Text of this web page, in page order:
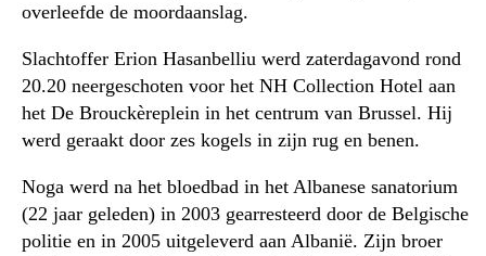
overleefde de moordaanslag.
Slachtoffer Erion Hasanbelliu werd zaterdagavond rond
20.20 neergeschoten voor het NH Collection Hotel aan
het De Brouckèreplein in het centrum van Brussel. Hij
werd geraakt door zes kogels in zijn rug en benen.
Noga werd na het bloedbad in het Albanese sanatorium
(22 jaar geleden) in 2003 gearresteerd door de Belgische
politie en in 2005 uitgeleverd aan Albanië. Zijn broer